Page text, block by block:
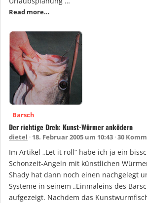
Read more…
Barsch
Der richtige Dreh: Kunst-Würmer anködern
dietel 18. Februar 2005 um 10:43 30
Im Artikel „Let it roll“ habe ich ja ein
Schonzeit-Angeln mit künstlichen
Shady hat dann noch einen nachgelegt
Systeme in seinem „Einmaleins des
aufgezeigt. Nachdem das